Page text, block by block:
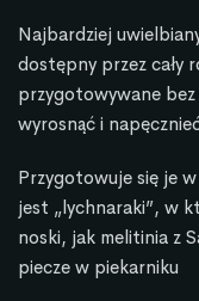
Najbardziej
dostępny przez cały
przygotowywane
wyrosnąć i
Przygotowuje się je
jest „lychnaraki”, w
noski, jak melitinia z
piecze w piekarniku